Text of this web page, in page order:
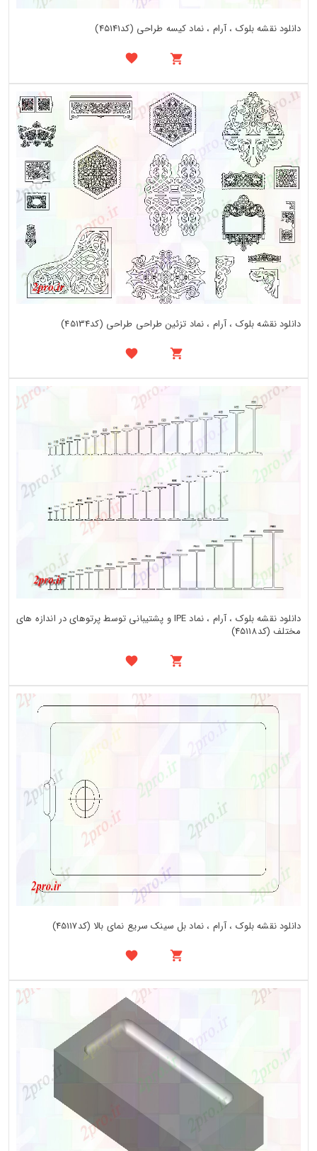
دانلود نقشه بلوک ، آرام ، نماد کیسه طراحی (کد45141)
دانلود نقشه بلوک ، آرام ، نماد تزئین طراحی طراحی (کد45134)
دانلود نقشه بلوک ، آرام ، نماد IPE و پشتیبانی توسط پرتوهای در اندازه های
مختلف (کد45118)
دانلود نقشه بلوک ، آرام ، نماد بل سینک سریع نمای بالا (کد45117)